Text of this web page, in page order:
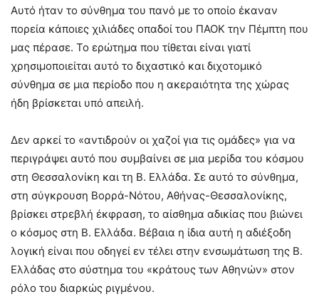
Αυτό ήταν το σύνθημα του πανό με το οποίο έκαναν
πορεία κάποιες χιλιάδες οπαδοί του ΠΑΟΚ την Πέμπτη που
μας πέρασε. Το ερώτημα που τίθεται είναι γιατί
χρησιμοποιείται αυτό το διχαστικό και διχοτομικό
σύνθημα σε μια περίοδο που η ακεραιότητα της χώρας
ήδη βρίσκεται υπό απειλή.
Δεν αρκεί το «αντιδρούν οι χαζοί για τις ομάδες» για να
περιγράψει αυτό που συμβαίνει σε μια μερίδα του κόσμου
στη Θεσσαλονίκη και τη Β. Ελλάδα. Σε αυτό το σύνθημα,
στη σύγκρουση Βορρά-Νότου, Αθήνας-Θεσσαλονίκης,
βρίσκει στρεβλή έκφραση, το αίσθημα αδικίας που βιώνει
ο κόσμος στη Β. Ελλάδα. Βέβαια η ίδια αυτή η αδιέξοδη
λογική είναι που οδηγεί εν τέλει στην ενσωμάτωση της Β.
Ελλάδας στο σύστημα του «κράτους των Αθηνών» στον
ρόλο του διαρκώς ριγμένου.